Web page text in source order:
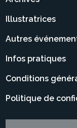
Illustratrices
Autres
Infos pratiques
Conditions
Politique de